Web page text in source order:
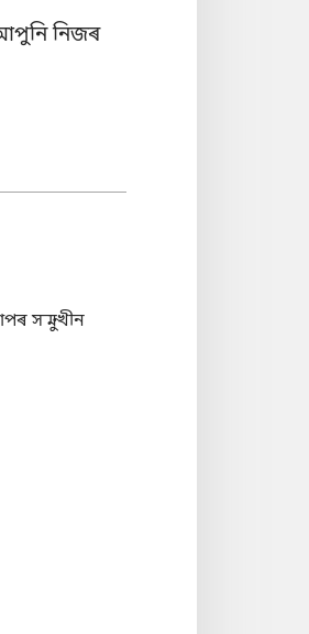
নিজৰ
সন্মুখীন